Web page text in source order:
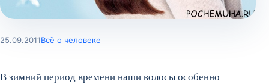
25.09.2011Всё о человеке
В зимний период времени наши волосы особенно